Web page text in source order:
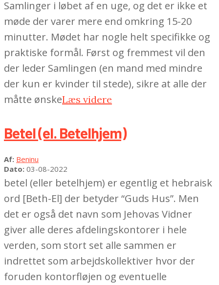
Samlinger i løbet af en uge, og det er ikke et
møde der varer mere end omkring 15-20
minutter. Mødet har nogle helt specifikke og
praktiske formål. Først og fremmest vil den
der leder Samlingen (en mand med mindre
der kun er kvinder til stede), sikre at alle der
måtte ønskeLæs videre
Betel (el. Betelhjem)
2022-
08-
03
Af: Beninu
Dato: 03-08-2022
betel (eller betelhjem) er egentlig et hebraisk
ord [Beth-El] der betyder “Guds Hus”. Men
det er også det navn som Jehovas Vidner
giver alle deres afdelingskontorer i hele
verden, som stort set alle sammen er
indrettet som arbejdskollektiver hvor der
foruden kontorfløjen og eventuelle